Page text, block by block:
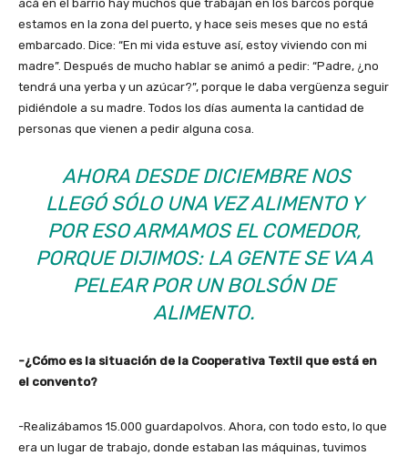
acá en el barrio hay muchos que trabajan en los barcos porque
estamos en la zona del puerto, y hace seis meses que no está
embarcado. Dice: “En mi vida estuve así, estoy viviendo con mi
madre”. Después de mucho hablar se animó a pedir: “Padre, ¿no
tendrá una yerba y un azúcar?”, porque le daba vergüenza seguir
pidiéndole a su madre. Todos los días aumenta la cantidad de
personas que vienen a pedir alguna cosa.
AHORA DESDE DICIEMBRE NOS
LLEGÓ SÓLO UNA VEZ ALIMENTO Y
POR ESO ARMAMOS EL COMEDOR,
PORQUE DIJIMOS: LA GENTE SE VA A
PELEAR POR UN BOLSÓN DE
ALIMENTO.
-¿Cómo es la situación de la Cooperativa Textil que está en
el convento?
-Realizábamos 15.000 guardapolvos. Ahora, con todo esto, lo que
era un lugar de trabajo, donde estaban las máquinas, tuvimos